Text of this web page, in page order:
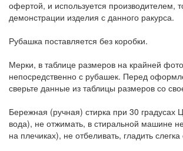
офертой, и используется производителем,
демонстрации изделия с данного ракурса.
Рубашка поставляется без коробки.
Мерки, в таблице размеров на крайней
непосредственно с рубашек. Перед
сверьте данные из таблицы размеров со
Бережная (ручная) стирка при 30 градусах
вода), не отжимать, в стиральной машине
на плечиках), не отбеливать, гладить